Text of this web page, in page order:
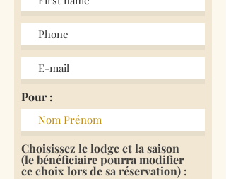
Pour :
Choisissez le lodge et la saison
(le bénéficiaire pourra modifier
ce choix lors de sa réservation) :